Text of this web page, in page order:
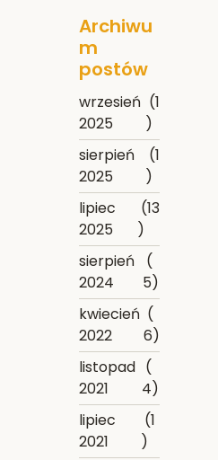
Archiwu
m
postów
wrzesień
2025
(1
)
sierpień
2025
(1
)
lipiec
2025
(13
)
sierpień
2024
(
5)
kwiecień
2022
(
6)
listopad
2021
(
4)
lipiec
2021
(1
)